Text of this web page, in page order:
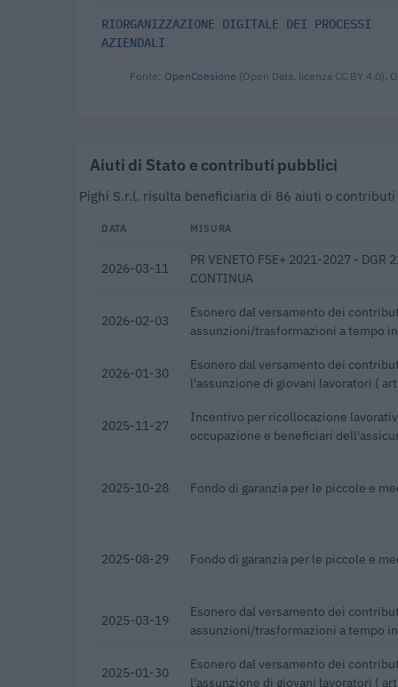
RIORGANIZZAZIONE DIGITALE DEI PROCESSI
AZIENDALI
Fonte: OpenCoesione (Open Data, licenza CC BY
Aiuti di Stato e contributi pubblici
Pighi S.r.l. risulta beneficiaria di 86 aiuti o
DATA MISURA
2026-03-11
PR VENETO FSE+ 2021-2027 - DGR
CONTINUA
2026-02-03
Esonero dal versamento dei
assunzioni/trasformazioni a tempo
2026-01-30
Esonero dal versamento dei
l'assunzione di giovani lavoratori (
2025-11-27
Incentivo per ricollocazione
occupazione e beneficiari
2025-10-28 Fondo di garanzia per le piccole e
2025-08-29 Fondo di garanzia per le piccole e
2025-03-19
Esonero dal versamento dei
assunzioni/trasformazioni a tempo
2025-01-30
Esonero dal versamento dei
l'assunzione di giovani lavoratori (